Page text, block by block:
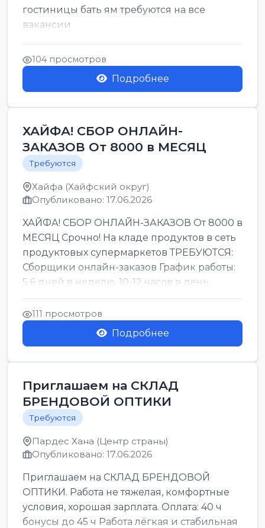
гостиницы бать ям требуются на все
вакансии
104 просмотров
Подробнее
ХАЙФА! СБОР ОНЛАЙН-
ЗАКАЗОВ От 8000 в МЕСЯЦ
Требуются
Хайфа (Хайфский округ)
Опубликовано: 17.06.2026
ХАЙФА! СБОР ОНЛАЙН-ЗАКАЗОВ От 8000 в
МЕСЯЦ Срочно! На кладе продуктов в сеть
продуктовых супермаркетов ТРЕБУЮТСЯ:
Сборщики онлайн-заказов График работы:
5 6 дней в неделю, 10-12 часов в день.
Колле ОП...
111 просмотров
Подробнее
Приглашаем на СКЛАД
БРЕНДОВОЙ ОПТИКИ
Требуются
Пардес Хана (Центр страны)
Опубликовано: 17.06.2026
Приглашаем на СКЛАД БРЕНДОВОЙ
ОПТИКИ. Работа не тяжелая, комфортные
условия, хорошая зарплата. Оплата: 40 ч
бонусы до 45 ч Работа лёгкая и стабильная